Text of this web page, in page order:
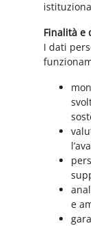
Finalità e
I dati
e